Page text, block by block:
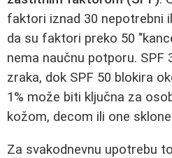
faktori iznad 30 nepotrebni
da su faktori preko 50
nema naučnu potporu. SPF
zraka, dok SPF 50 blokira
1% može biti ključna za
kožom, decom ili one
Za svakodnevnu upotrebu